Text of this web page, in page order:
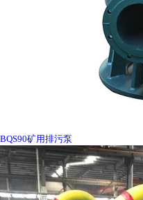
BQS90矿用排污泵